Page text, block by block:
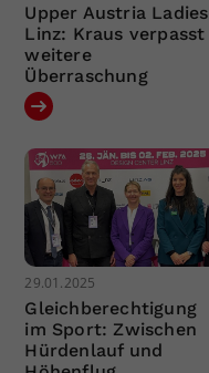
Upper Austria Ladies
Linz: Kraus verpasst
weitere
Überraschung
29.01.2025
Gleichberechtigung
im Sport: Zwischen
Hürdenlauf und